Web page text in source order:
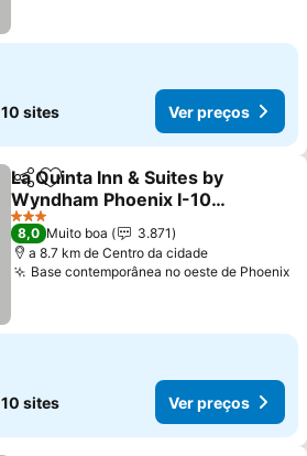
10 sites Ver preços
PartilharAdicionar aos favoritos
La Quinta Inn & Suites by
Wyndham Phoenix I-10
West
3 Estrelas
8,0 Muito boa
3.871
a 8.7 km de Centro da cidade
Base contemporânea no oeste de Phoenix
10 sites Ver preços